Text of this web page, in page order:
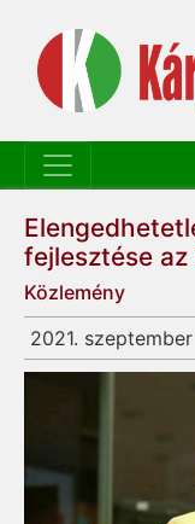
fejlesztése az
Közlemény
2021.